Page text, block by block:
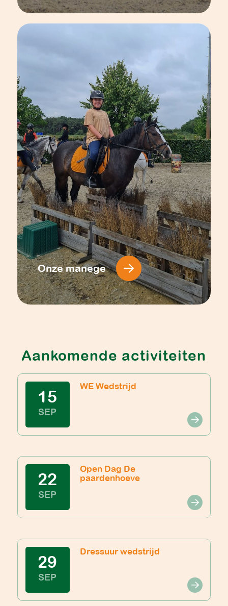
Onze manege
Aankomende activiteiten
15
SEP
WE Wedstrijd
22
SEP
Open Dag De
paardenhoeve
29
SEP
Dressuur wedstrijd